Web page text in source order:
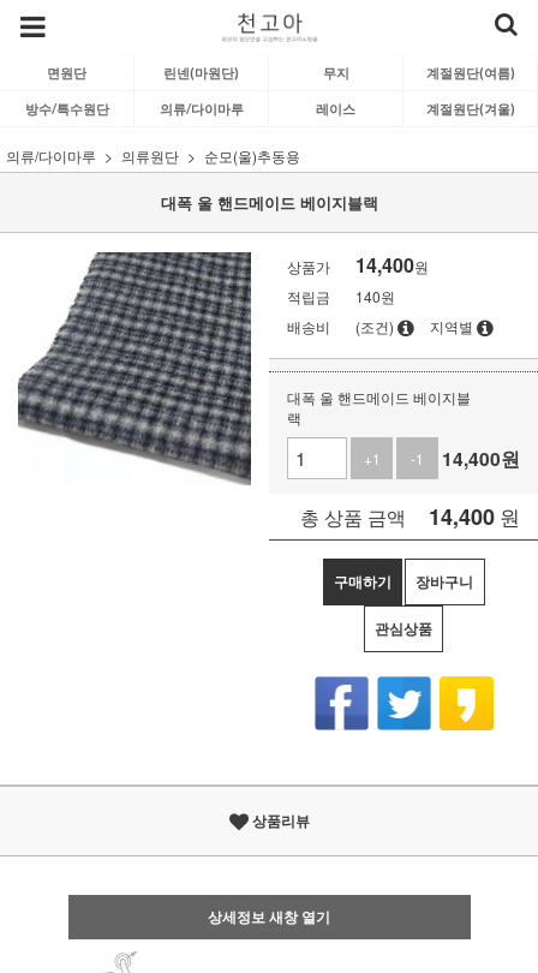
면원단 린넨(마원단) 무지 계절원단(여름)
방수/특수원단 의류/다이마루 레이스 계절원단(겨울)
의류/다이마루 의류원단 순모(울)추동용
대폭 울 핸드메이드 베이지블랙
상품가 14,400원
적립금
140원
배송비
(조건) 지역별
대폭 울 핸드메이드 베이지블
랙
+1
-1 14,400원
총 상품 금액 14,400 원
구매하기 장바구니
관심상품
상품리뷰
상세정보 새창 열기